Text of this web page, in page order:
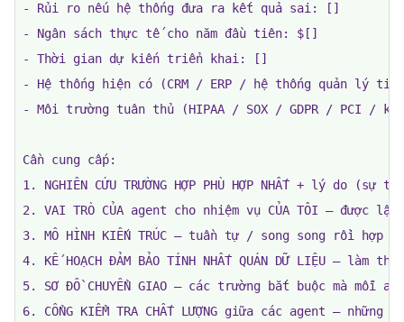
- Rủi ro nếu hệ thống đưa ra kết quả sai: []
- Ngân sách thực tế cho năm đầu tiên: $[]
- Thời gian dự kiến ​​triển khai: []
- Hệ thống hiện có (CRM / ERP / hệ thống quản lý
- Môi trường tuân thủ (HIPAA / SOX / GDPR / PCI /
Cần cung cấp:
1. NGHIÊN CỨU TRƯỜNG HỢP PHÙ HỢP NHẤT + lý do
2. VAI TRÒ CỦA agent cho nhiệm vụ CỦA TÔI —
3. MÔ HÌNH KIẾN TRÚC — tuần tự / song song rồi hợp
4. KẾ HOẠCH ĐẢM BẢO TÍNH NHẤT QUÁN DỮ LIỆU —
5. SƠ ĐỒ CHUYỂN GIAO — các trường bắt buộc mà
6. CỔNG KIỂM TRA CHẤT LƯỢNG giữa các agent —